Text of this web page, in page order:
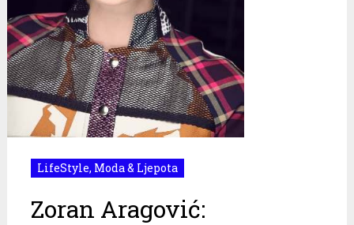
LifeStyle, Moda & Ljepota
Zoran Aragović: